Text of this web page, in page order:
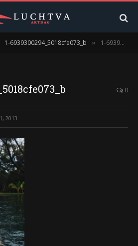
1-6939300294_5018cfe073_b » 1-6939300294_5018cfe073_b
0
2013